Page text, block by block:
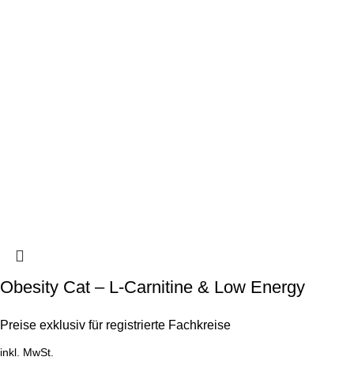
Obesity Cat – L-Carnitine & Low Energy
Preise exklusiv für registrierte Fachkreise
inkl. MwSt.